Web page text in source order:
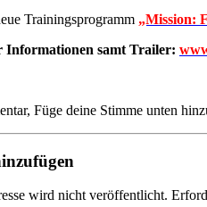
Trainingsprogramm „Mission:
Informationen samt Trailer:
Füge deine Stimme unten
wird nicht veröffentlicht.